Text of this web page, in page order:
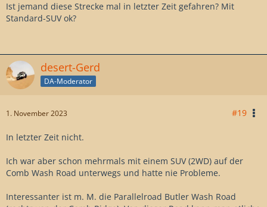
Ist jemand diese Strecke mal in letzter Zeit gefahren? Mit
Standard-SUV ok?
desert-Gerd
DA-Moderator
1. November 2023 #19
In letzter Zeit nicht.
Ich war aber schon mehrmals mit einem SUV (2WD) auf der
Comb Wash Road unterwegs und hatte nie Probleme.
Interessanter ist m. M. die Parallelroad Butler Wash Road